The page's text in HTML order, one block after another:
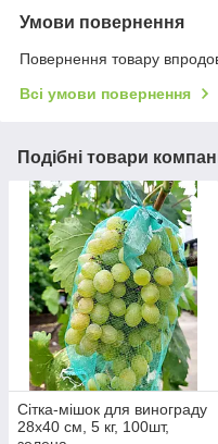
Умови повернення
Повернення товару
Всі умови повернення
Подібні товари
Сітка-мішок для винограду
28х40 см, 5 кг, 100шт,